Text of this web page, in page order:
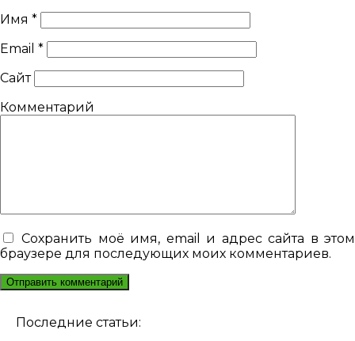
Имя *
Email *
Сайт
Комментарий
Сохранить моё имя, email и адрес сайта в этом
браузере для последующих моих комментариев.
Последние статьи: